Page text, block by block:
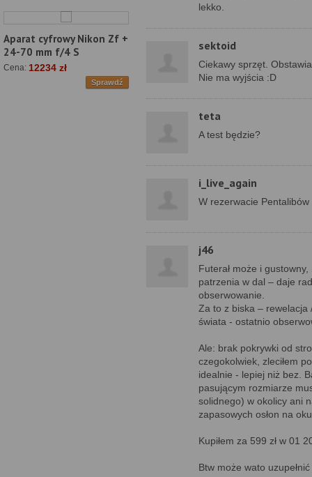
Aparat cyfrowy Nikon Zf +
24-70 mm f/4 S
Cena: 12234 zł
Sprawdź
lekko.
sektoid
Ciekawy sprzęt.
Nie ma wyjścia :D
teta
A test będzie?
i_live_again
W rezerwacie Pentalibów
j46
Futerał może i
patrzenia w dal – daje
obserwowanie.
Za to z biska – rewelacja
świata - ostatnio
Ale: brak pokrywki od
czegokolwiek, zleciłem
idealnie - lepiej niż bez.
pasującym rozmiarze
solidnego) w okolicy ani
zapasowych osłon na
Kupiłem za 599 zł w 01
Btw może wato